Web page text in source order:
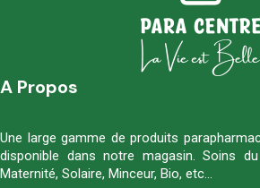
A Propos
Une large gamme de produits
disponible dans notre magasin. Soins
Maternité, Solaire, Minceur, Bio, etc…